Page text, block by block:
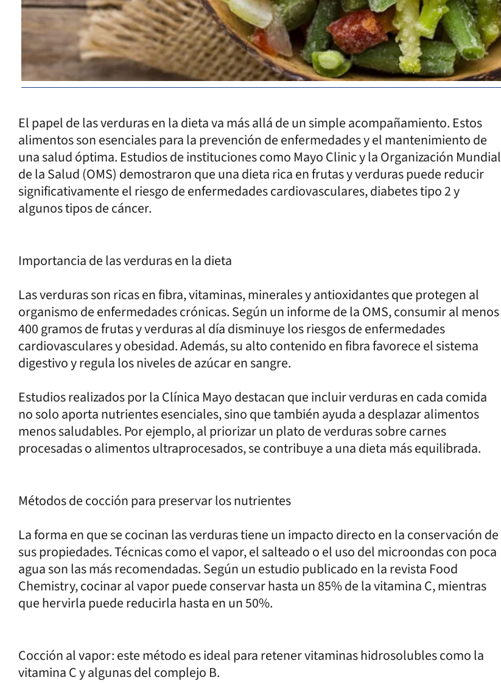
El papel de las verduras en la dieta va más allá de un simple acompañamiento. Estos
alimentos son esenciales para la prevención de enfermedades y el mantenimiento de
una salud óptima. Estudios de instituciones como Mayo Clinic y la Organización Mundial
de la Salud (OMS) demostraron que una dieta rica en frutas y verduras puede reducir
significativamente el riesgo de enfermedades cardiovasculares, diabetes tipo 2 y
algunos tipos de cáncer.
Importancia de las verduras en la dieta
Las verduras son ricas en fibra, vitaminas, minerales y antioxidantes que protegen al
organismo de enfermedades crónicas. Según un informe de la OMS, consumir al menos
400 gramos de frutas y verduras al día disminuye los riesgos de enfermedades
cardiovasculares y obesidad. Además, su alto contenido en fibra favorece el sistema
digestivo y regula los niveles de azúcar en sangre.
Estudios realizados por la Clínica Mayo destacan que incluir verduras en cada comida
no solo aporta nutrientes esenciales, sino que también ayuda a desplazar alimentos
menos saludables. Por ejemplo, al priorizar un plato de verduras sobre carnes
procesadas o alimentos ultraprocesados, se contribuye a una dieta más equilibrada.
Métodos de cocción para preservar los nutrientes
La forma en que se cocinan las verduras tiene un impacto directo en la conservación de
sus propiedades. Técnicas como el vapor, el salteado o el uso del microondas con poca
agua son las más recomendadas. Según un estudio publicado en la revista Food
Chemistry, cocinar al vapor puede conservar hasta un 85% de la vitamina C, mientras
que hervirla puede reducirla hasta en un 50%.
Cocción al vapor: este método es ideal para retener vitaminas hidrosolubles como la
vitamina C y algunas del complejo B.